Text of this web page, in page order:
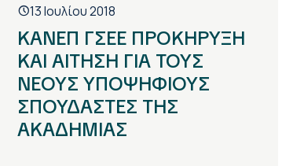
13 Ιουλίου 2018
ΚΑΝΕΠ ΓΣΕΕ ΠΡΟΚΗΡΥΞΗ
ΚΑΙ ΑΙΤΗΣΗ ΓΙΑ ΤΟΥΣ
ΝΕΟΥΣ ΥΠΟΨΗΦΙΟΥΣ
ΣΠΟΥΔΑΣΤΕΣ ΤΗΣ
ΑΚΑΔΗΜΙΑΣ